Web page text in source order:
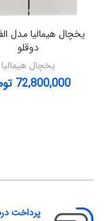
یخچال هیمالیا مدل
دوقلو
یخچال هیمالیا
72,800,000
پرداخت